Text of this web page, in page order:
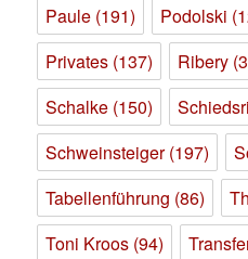
Paule (191) Podolski
Privates (137) Ribery
Schalke (150)
Schweinsteiger(197)
Tabellenführung (86)
Toni Kroos (94)